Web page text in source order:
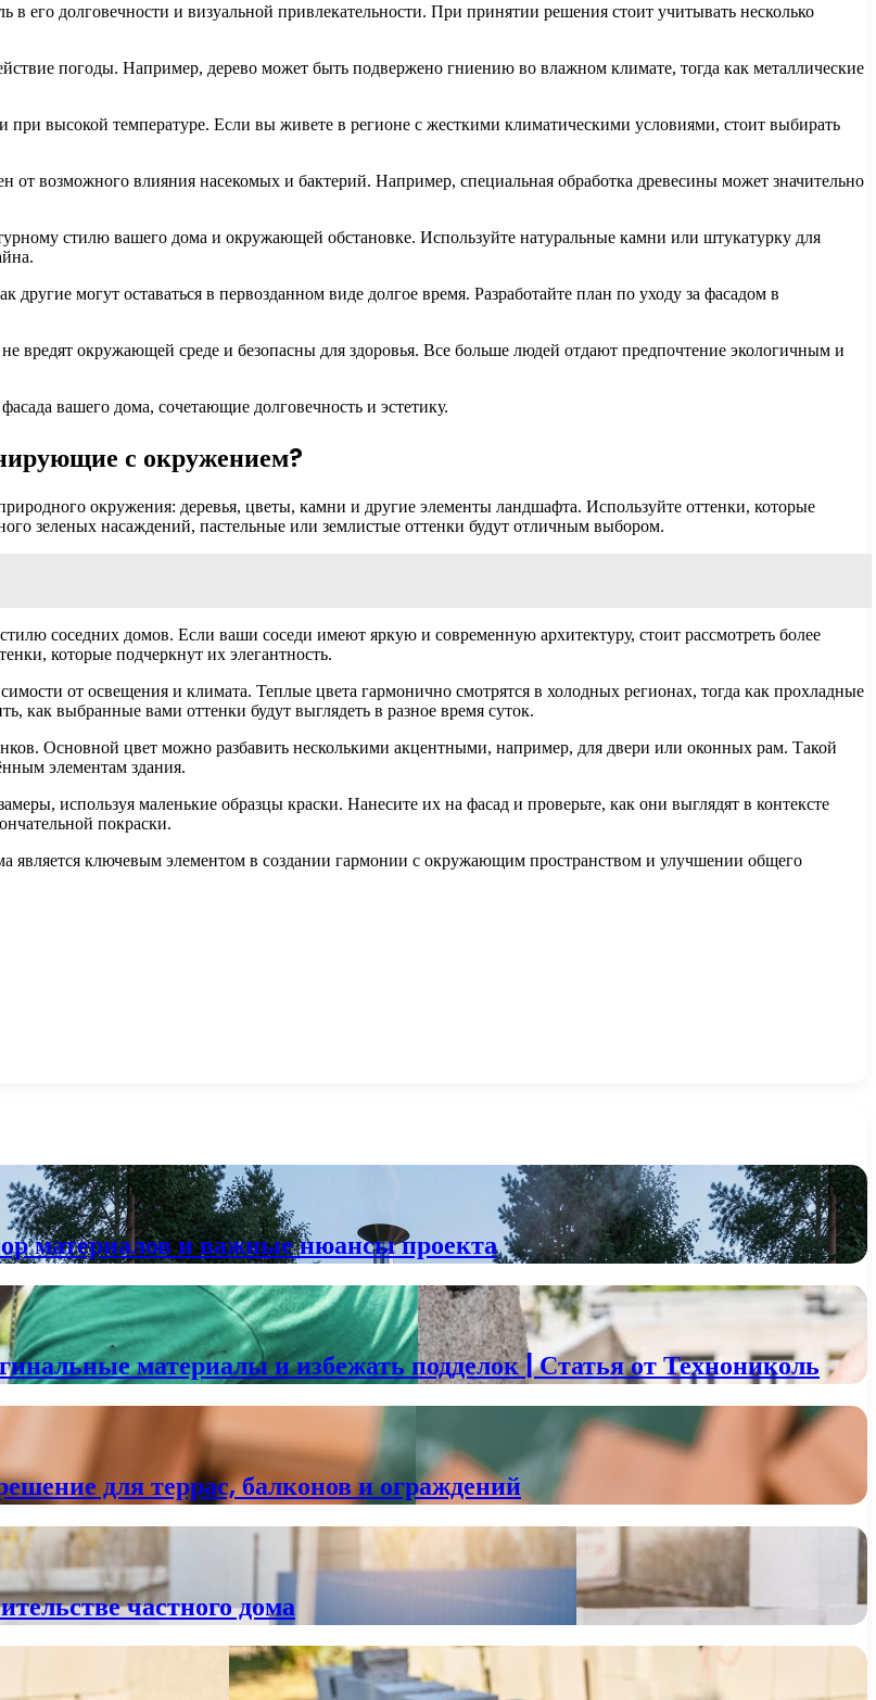
его долговечности и визуальной привлекательности. При принятии решения стоит учитывать несколько
погоды. Например, дерево может быть подвержено гниению во влажном климате, тогда как металлические
при высокой температуре. Если вы живете в регионе с жесткими климатическими условиями, стоит выбирать
от возможного влияния насекомых и бактерий. Например, специальная обработка древесины может значительно
стилю вашего дома и окружающей обстановке. Используйте натуральные камни или штукатурку для
другие могут оставаться в первозданном виде долгое время. Разработайте план по уходу за фасадом в
вредят окружающей среде и безопасны для здоровья. Все больше людей отдают предпочтение экологичным и
вашего дома, сочетающие долговечность и эстетику.
с окружением?
окружения: деревья, цветы, камни и другие элементы ландшафта. Используйте оттенки, которые
зеленых насаждений, пастельные или землистые оттенки будут отличным выбором.
соседних домов. Если ваши соседи имеют яркую и современную архитектуру, стоит рассмотреть более
которые подчеркнут их элегантность.
от освещения и климата. Теплые цвета гармонично смотрятся в холодных регионах, тогда как прохладные
как выбранные вами оттенки будут выглядеть в разное время суток.
Основной цвет можно разбавить несколькими акцентными, например, для двери или оконных рам. Такой
элементам здания.
используя маленькие образцы краски. Нанесите их на фасад и проверьте, как они выглядят в контексте
покраски.
является ключевым элементом в создании гармонии с окружающим пространством и улучшении общего
материалов и важные нюансы проекта
материалы и избежать подделок | Статья от Технониколь
для террас, балконов и ограждений
частного дома